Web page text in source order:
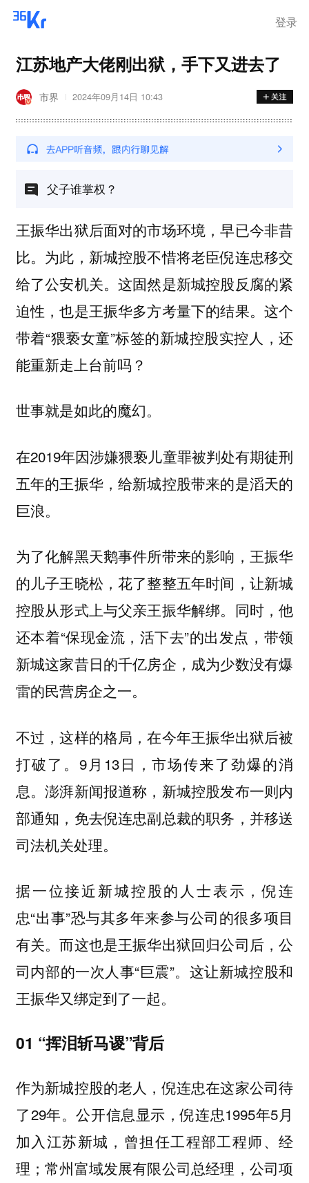
登录
江苏地产大佬刚出狱，手下又进去了
市界 2024年09月14日 10:43
父子谁掌权？
王振华出狱后面对的市场环境，早已今非昔
比。为此，新城控股不惜将老臣倪连忠移交
给了公安机关。这固然是新城控股反腐的紧
迫性，也是王振华多方考量下的结果。这个
带着“猥亵女童”标签的新城控股实控人，还
能重新走上台前吗？‍
世事就是如此的魔幻。
在2019年因涉嫌猥亵儿童罪被判处有期徒刑
五年的王振华，给新城控股带来的是滔天的
巨浪。
为了化解黑天鹅事件所带来的影响，王振华
的儿子王晓松，花了整整五年时间，让新城
控股从形式上与父亲王振华解绑。同时，他
还本着“保现金流，活下去”的出发点，带领
新城这家昔日的千亿房企，成为少数没有爆
雷的民营房企之一。
不过，这样的格局，在今年王振华出狱后被
打破了。9月13日，市场传来了劲爆的消
息。澎湃新闻报道称，新城控股发布一则内
部通知，免去倪连忠副总裁的职务，并移送
司法机关处理。
据一位接近新城控股的人士表示，倪连
忠“出事”恐与其多年来参与公司的很多项目
有关。而这也是王振华出狱回归公司后，公
司内部的一次人事“巨震”。这让新城控股和
王振华又绑定到了一起。
01 “挥泪斩马谡”背后
作为新城控股的老人，倪连忠在这家公司待
了29年。公开信息显示，倪连忠1995年5月
加入江苏新城，曾担任工程部工程师、经
理；常州富域发展有限公司总经理，公司项